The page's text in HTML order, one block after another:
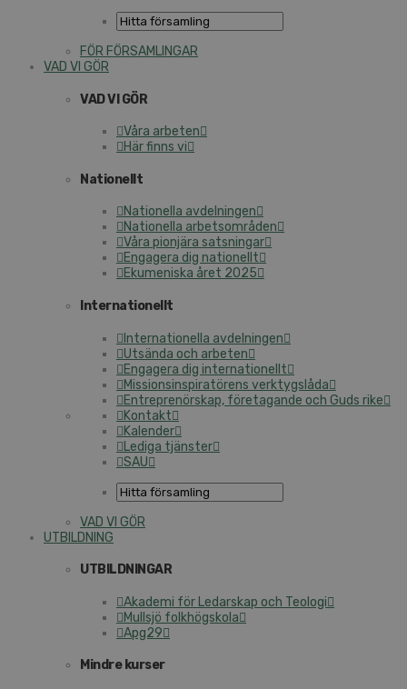
FÖR FÖRSAMLINGAR
VAD VI GÖR
VAD VI GÖR
Våra arbeten
Här finns vi
Nationellt
Nationella avdelningen
Nationella arbetsområden
Våra pionjära satsningar
Engagera dig nationellt
Ekumeniska året 2025
Internationellt
Internationella avdelningen
Utsända och arbeten
Engagera dig internationellt
Missionsinspiratörens verktygslåda
Entreprenörskap, företagande och Guds rike
Kontakt
Kalender
Lediga tjänster
SAU
VAD VI GÖR
UTBILDNING
UTBILDNINGAR
Akademi för Ledarskap och Teologi
Mullsjö folkhögskola
Apg29
Mindre kurser